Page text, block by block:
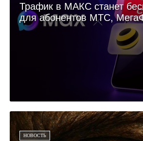
Трафик в МАКС станет
для абонентов МТС,
НОВОСТЬ